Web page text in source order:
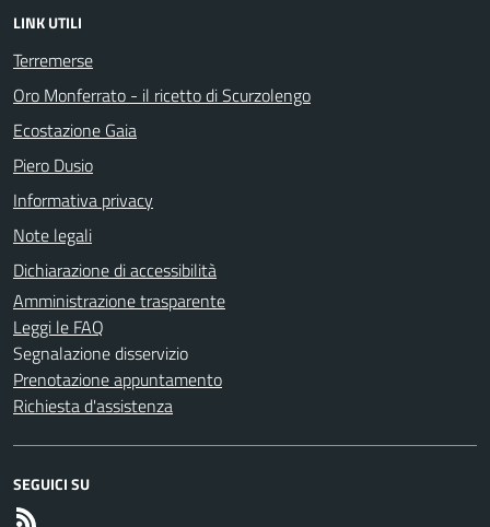
LINK UTILI
Terremerse
Oro Monferrato - il ricetto di Scurzolengo
Ecostazione Gaia
Piero Dusio
Informativa privacy
Note legali
Dichiarazione di accessibilità
Amministrazione trasparente
Leggi le FAQ
Segnalazione disservizio
Prenotazione appuntamento
Richiesta d'assistenza
SEGUICI SU